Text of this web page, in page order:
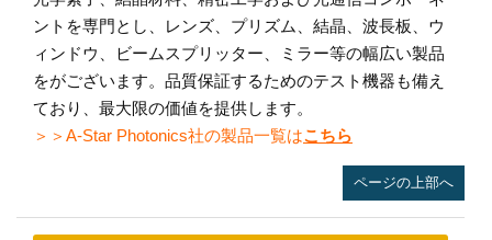
ントを専門とし、レンズ、プリズム、結晶、波長板、ウ
ィンドウ、ビームスプリッター、ミラー等の幅広い製品
をがございます。品質保証するためのテスト機器も備え
ており、最大限の価値を提供します。
＞＞A-Star Photonics社の製品一覧はこちら
ページの上部へ